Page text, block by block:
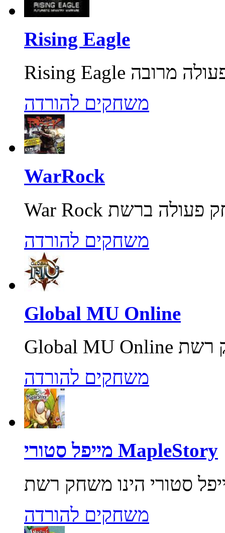
Rising Eagle
משחקים להורדה
WarRock
משחקים להורדה
Global MU Online
משחקים להורדה
מייפל סטורי MapleStory
משחקים להורדה